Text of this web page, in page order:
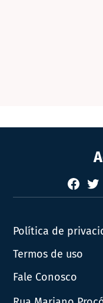
Política de
Termos de uso
Fale Conosco